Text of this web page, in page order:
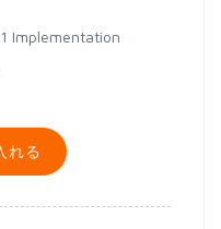
Implementation
れる